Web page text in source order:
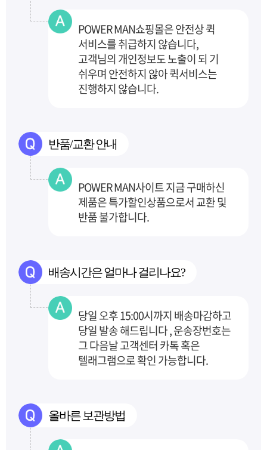
POWER MAN쇼핑몰은 안전상 퀵
서비스를 취급하지 않습니다,
고객님의 개인정보도 노출이 되 기
쉬우며 안전하지 않아 퀵서비스는
진행하지 않습니다.
반품/교환 안내
POWER MAN사이트 지금 구매하신
제품은 특가할인상품으로서 교환 및
반품 불가합니다.
배송시간은 얼마나 걸리나요?
당일 오후 15:00시까지 배송마감하고
당일 발송 해드립니다 , 운송장번호는
그 다음날 고객센터카톡 혹은
텔래그램으로 확인 가능합니다.
올바른 보관방법